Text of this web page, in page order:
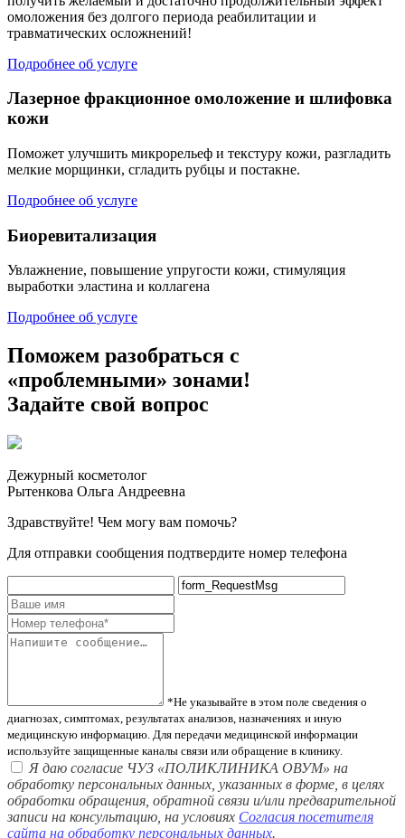
омоложения без долгого периода реабилитации и
травматических осложнений!
Подробнее об услуге
Лазерное фракционное омоложение и шлифовка
кожи
Поможет улучшить микрорельеф и текстуру кожи, разгладить
мелкие морщинки, сгладить рубцы и постакне.
Подробнее об услуге
Биоревитализация
Увлажнение, повышение упругости кожи, стимуляция
выработки эластина и коллагена
Подробнее об услуге
Поможем разобраться с
«проблемными» зонами!
Задайте свой вопрос
Дежурный косметолог
Рытенкова Ольга Андреевна
Здравствуйте! Чем могу вам помочь?
Для отправки сообщения подтвердите номер телефона
*Не указывайте в этом поле сведения о
диагнозах, симптомах, результатах анализов, назначениях и иную
медицинскую информацию. Для передачи медицинской информации
используйте защищенные каналы связи или обращение в клинику.
Я даю согласие ЧУЗ «ПОЛИКЛИНИКА ОВУМ» на
обработку персональных данных, указанных в форме, в целях
обработки обращения, обратной связи и/или предварительной
записи на консультацию, на условиях Согласия посетителя
сайта на обработку персональных данных.